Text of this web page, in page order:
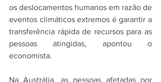
os deslocamentos humanos em razão de
eventos climáticos extremos é garantir a
transferência rápida de recursos para as
pessoas atingidas, apontou o
economista.
Na Austrália, as pessoas afetadas por